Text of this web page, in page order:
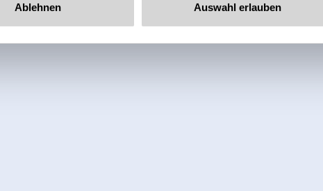
Ablehnen Auswahl erlauben